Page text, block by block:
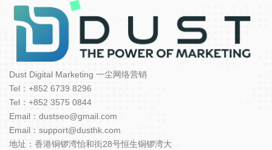
Dust Digital Marketing 一尘网络营销
Tel：+852 6739 8296
Tel：+852 3575 0844
Email：dustseo@gmail.com
Email：support@dusthk.com
地址：香港铜锣湾怡和街28号恒生铜锣湾大